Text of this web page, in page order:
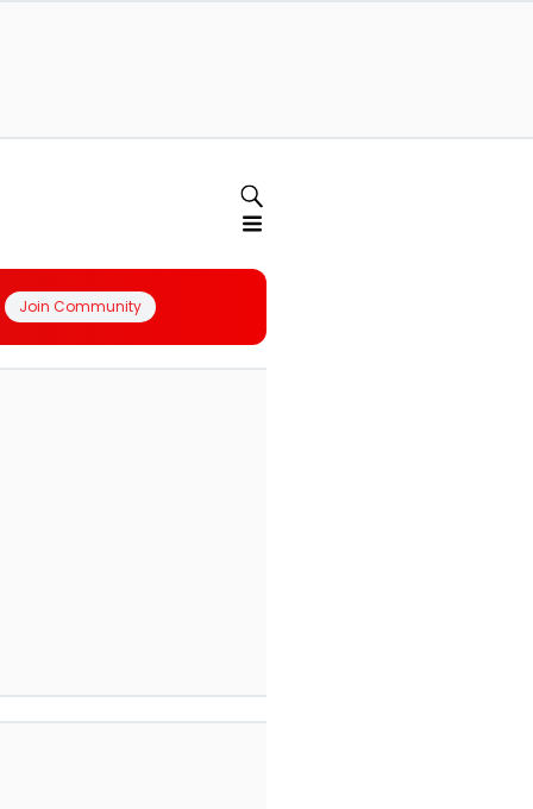
Join Community